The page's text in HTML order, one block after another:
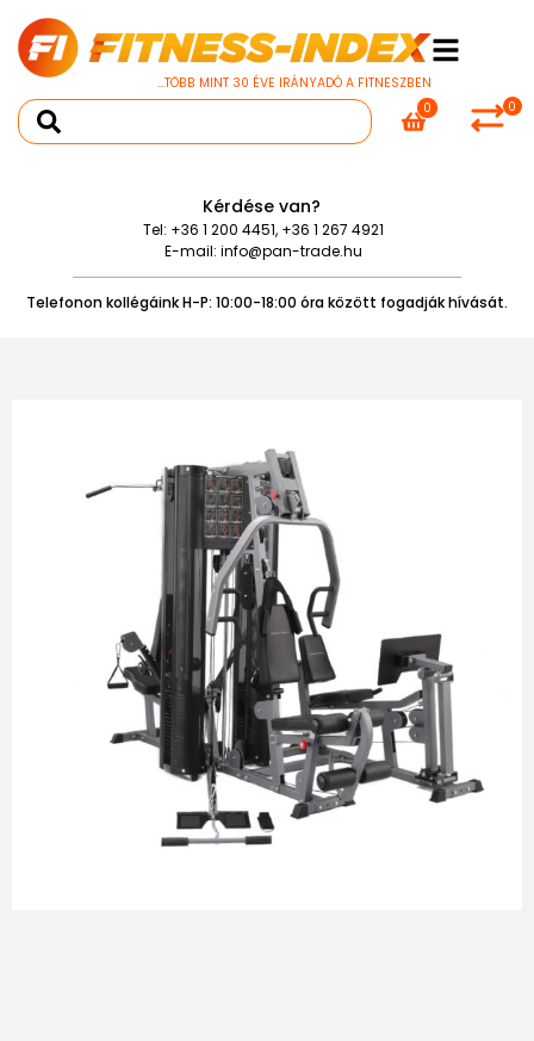
...TÖBB MINT 30 ÉVE IRÁNYADÓ A FITNESZBEN
0
0
Kérdése van?
Tel: +36 1 200 4451, +36 1 267 4921
E-mail: info@pan-trade.hu
Telefonon kollégáink H-P: 10:00-18:00 óra között fogadják hívását.